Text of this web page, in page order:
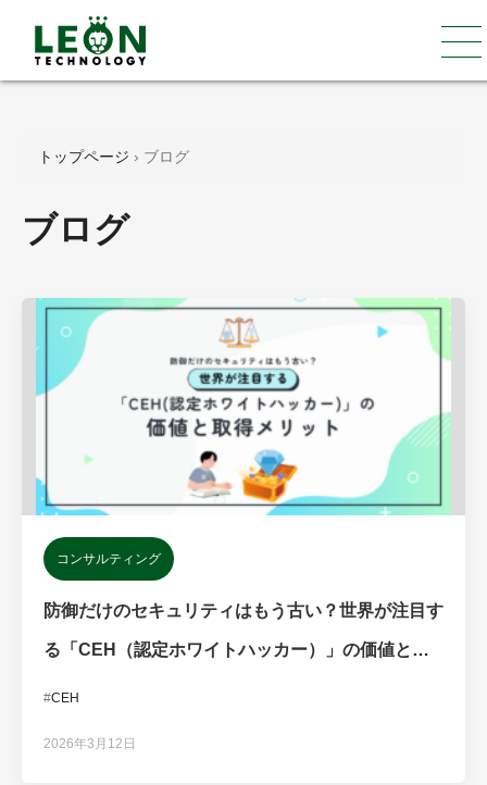
トップページ › ブログ
ブログ
コンサルティング
防御だけのセキュリティはもう古い？世界が注目す
る「CEH（認定ホワイトハッカー）」の価値と取
得メリット
#CEH
2026年3月12日